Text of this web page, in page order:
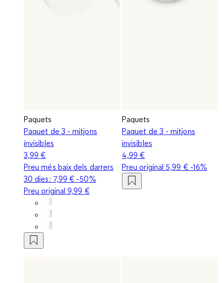
Paquets
Paquet de 3 - mitjons
invisibles
3,99 €
Preu més baix dels darrers
30 dies: 7,99 € -50%
Preu original9,99 €
Paquets
Paquet de 3 - mitjons
invisibles
4,99 €
Preu original 5,99 €-16%